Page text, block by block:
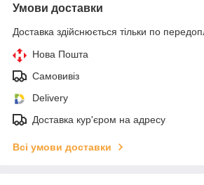
Умови доставки
Доставка здійснюється тільки по
Нова Пошта
Самовивіз
Delivery
Доставка кур'єром на адресу
Всі умови доставки